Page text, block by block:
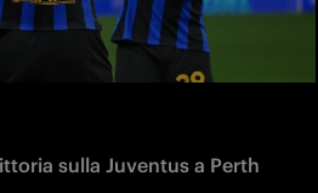
sulla Juventus a Perth